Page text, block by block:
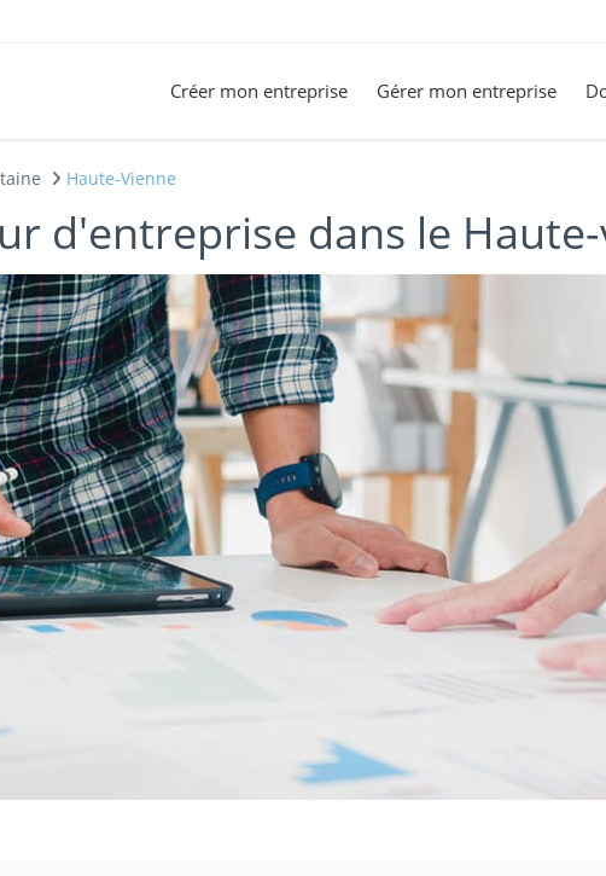
Créer mon entreprise Gérer mon entreprise
Haute-Vienne
d'entreprise dans le